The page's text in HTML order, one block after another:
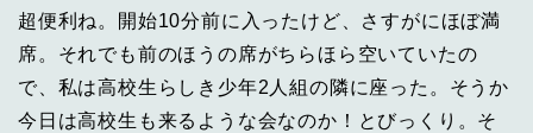
超便利ね。開始10分前に入ったけど、さすがにほぼ満
席。それでも前のほうの席がちらほら空いていたの
で、私は高校生らしき少年2人組の隣に座った。そうか
今日は高校生も来るような会なのか！とびっくり。そ